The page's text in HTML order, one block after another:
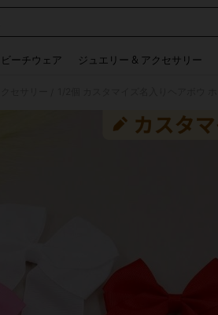
ビーチウェア ジュエリー & アクセサリー